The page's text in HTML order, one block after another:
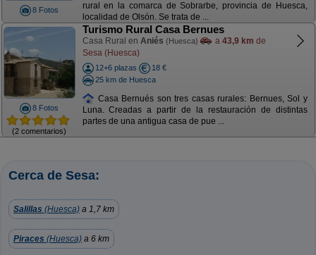
8 Fotos
rural en la comarca de Sobrarbe, provincia de Huesca,
localidad de Olsón. Se trata de ...
8 Fotos
(2 comentarios)
Turismo Rural Casa Bernues
Casa Rural en Aniés (Huesca) a 43,9 km de
Sesa (Huesca)
12+6 plazas
18 €
25 km de Huesca
Casa Bernués son tres casas rurales: Bernues, Sol y
Luna. Creadas a partir de la restauración de distintas
partes de una antigua casa de pue ...
Cerca de Sesa:
Salillas (Huesca) a 1,7 km
Piraces (Huesca) a 6 km